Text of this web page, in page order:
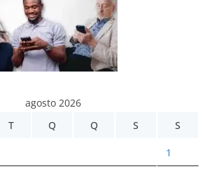
agosto 2026
T Q Q S S
1